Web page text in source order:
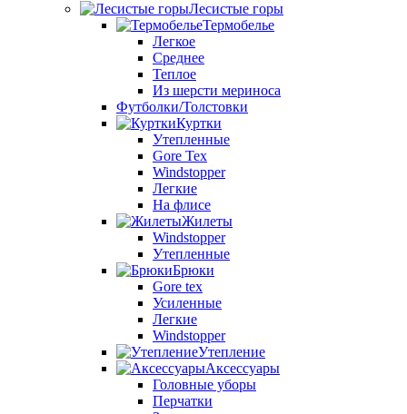
Лесистые горы
Термобелье
Легкое
Среднее
Теплое
Из шерсти мериноса
Футболки/Толстовки
Куртки
Утепленные
Gore Tex
Windstopper
Легкие
На флисе
Жилеты
Windstopper
Утепленные
Брюки
Gore tex
Усиленные
Легкие
Windstopper
Утепление
Аксессуары
Головные уборы
Перчатки